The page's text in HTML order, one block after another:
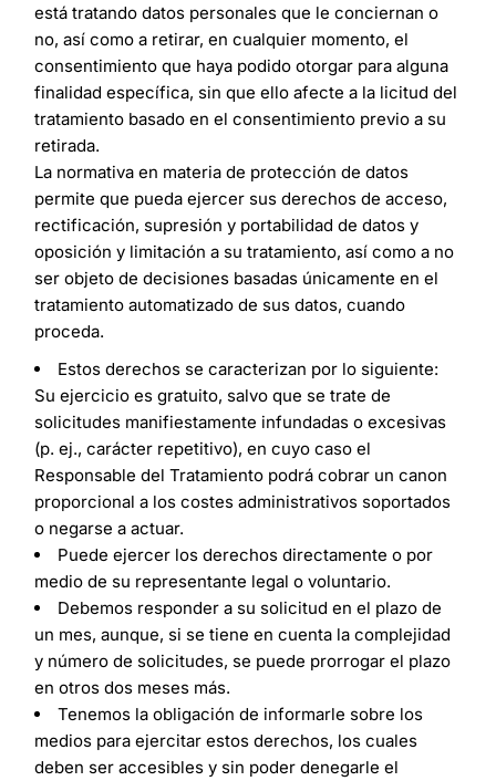
está tratando datos personales que le conciernan o
no, así como a retirar, en cualquier momento, el
consentimiento que haya podido otorgar para alguna
finalidad específica, sin que ello afecte a la licitud del
tratamiento basado en el consentimiento previo a su
retirada.
La normativa en materia de protección de datos
permite que pueda ejercer sus derechos de acceso,
rectificación, supresión y portabilidad de datos y
oposición y limitación a su tratamiento, así como a no
ser objeto de decisiones basadas únicamente en el
tratamiento automatizado de sus datos, cuando
proceda.
Estos derechos se caracterizan por lo siguiente:
Su ejercicio es gratuito, salvo que se trate de
solicitudes manifiestamente infundadas o excesivas
(p. ej., carácter repetitivo), en cuyo caso el
Responsable del Tratamiento podrá cobrar un canon
proporcional a los costes administrativos soportados
o negarse a actuar.
Puede ejercer los derechos directamente o por
medio de su representante legal o voluntario.
Debemos responder a su solicitud en el plazo de
un mes, aunque, si se tiene en cuenta la complejidad
y número de solicitudes, se puede prorrogar el plazo
en otros dos meses más.
Tenemos la obligación de informarle sobre los
medios para ejercitar estos derechos, los cuales
deben ser accesibles y sin poder denegarle el